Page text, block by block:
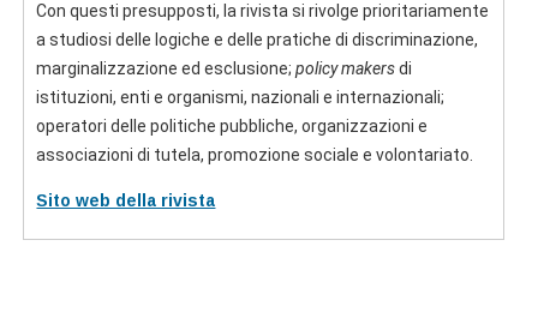
Con questi presupposti, la rivista si rivolge prioritariamente
a studiosi delle logiche e delle pratiche di discriminazione,
marginalizzazione ed esclusione;policy makersdi
istituzioni, enti e organismi, nazionali e internazionali;
operatori delle politiche pubbliche, organizzazioni e
associazioni di tutela, promozione sociale e volontariato.
Sito web della rivista